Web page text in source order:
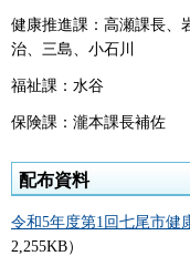
健康推進課：高瀬課長、
治、三島、小石川
福祉課：水谷
保険課：瀧本課長補佐
配布資料
令和5年度第1回七尾市健
2,255KB）